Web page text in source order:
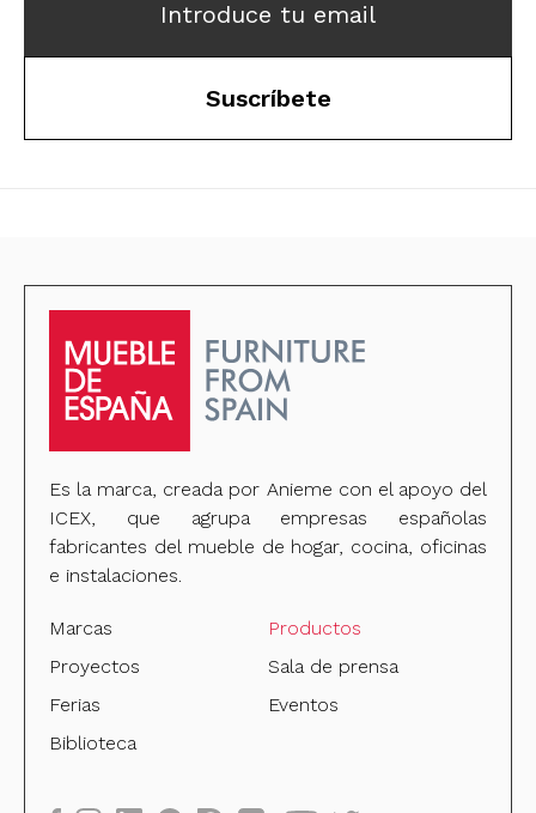
Introduce tu email
Suscríbete
Es la marca, creada por Anieme con el apoyo del
ICEX, que agrupa empresas españolas
fabricantes del mueble de hogar, cocina, oficinas
e instalaciones.
Marcas
Productos
Proyectos
Sala de prensa
Ferias
Eventos
Biblioteca